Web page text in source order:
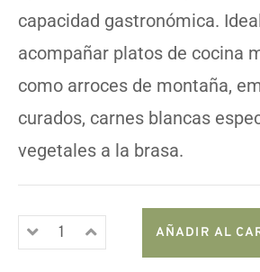
capacidad gastronómica.
acompañar platos de cocina
como arroces de montaña,
curados, carnes blancas
vegetales a la brasa.
AÑADIR AL